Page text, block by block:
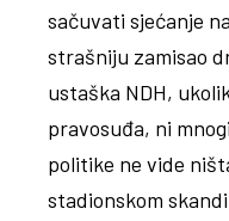
sačuvati sjećanje
strašniju zamisao
ustaška NDH,
pravosuđa, ni
politike ne vide
stadionskom